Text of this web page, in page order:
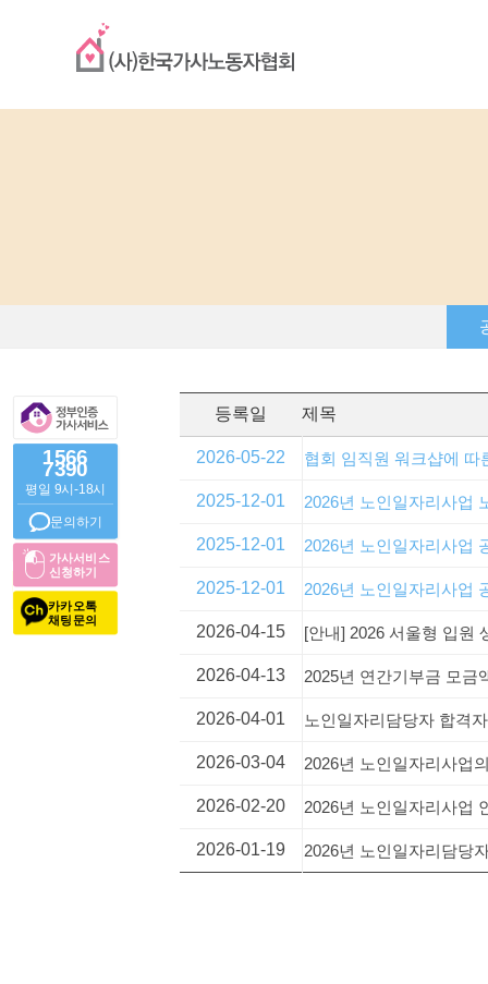
1566
7390
평일 9시-18시
문의하기
가사서비스
신청하기
카카오톡
채팅문의
등록일 제목
2026-05-22 협회 임직원 워크샵에 따
2025-12-01 2026년 노인일자리사업
2025-12-01 2026년 노인일자리사업
2025-12-01 2026년 노인일자리사업
2026-04-15 [안내] 2026 서울형 입원
2026-04-13 2025년 연간기부금 모금
2026-04-01 노인일자리담당자 합격
2026-03-04 2026년 노인일자리사업
2026-02-20 2026년 노인일자리사업
2026-01-19 2026년 노인일자리담당